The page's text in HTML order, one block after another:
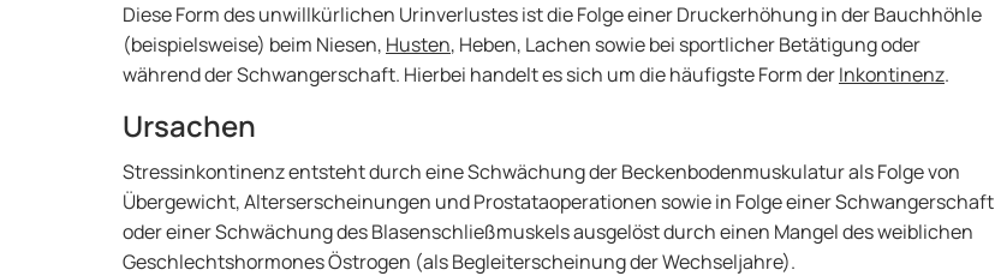
Diese Form des unwillkürlichen Urinverlustes ist die Folge einer Druckerhöhung in der Bauchhöhle
(beispielsweise) beim Niesen, Husten, Heben, Lachen sowie bei sportlicher Betätigung oder
während der Schwangerschaft. Hierbei handelt es sich um die häufigste Form derInkontinenz.
Ursachen
Stressinkontinenz entsteht durch eine Schwächung der Beckenbodenmuskulatur als Folge von
Übergewicht, Alterserscheinungen und Prostataoperationen sowie in Folge einer Schwangerschaft
oder einer Schwächung des Blasenschließmuskels ausgelöst durch einen Mangel des weiblichen
Geschlechtshormones Östrogen (als Begleiterscheinung der Wechseljahre).